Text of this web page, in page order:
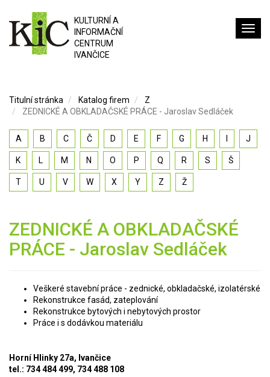
KULTURNÍ A
INFORMAČNÍ
CENTRUM
IVANČICE
Titulní stránka Katalog firem
Z
ZEDNICKÉ A OBKLADAČSKÉ PRÁCE - Jaroslav Sedláček
A B C Č D E F G H J
K L M N O P Q R S Š
T U V W X Y Z Ž
ZEDNICKÉ A OBKLADAČSKÉ
PRÁCE - Jaroslav Sedláček
Veškeré stavební práce - zednické, obkladačské, izolatérské
Rekonstrukce fasád, zateplování
Rekonstrukce bytových i nebytových prostor
Práce i s dodávkou materiálu
Horní Hlinky 27a, Ivančice
tel.: 734 484 499, 734 488 108